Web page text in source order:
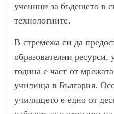
ученици за бъдещето в
технологиите.
В стремежа си да
образователни
година е част от
училища в България.
училището е едно от